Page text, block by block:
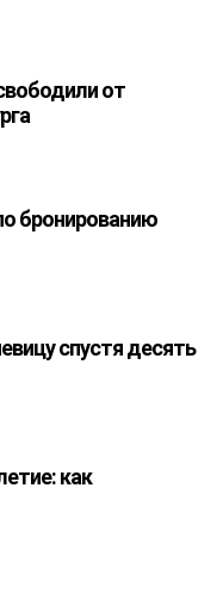
от
бронированию
спустя десять
как